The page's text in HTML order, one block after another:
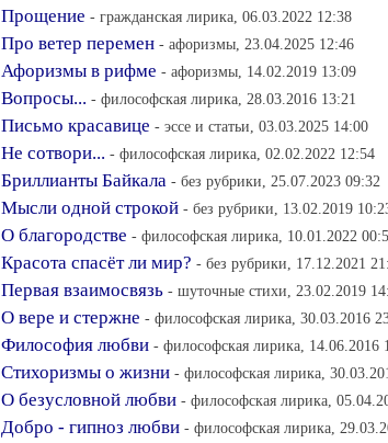
Прощение - гражданская лирика, 06.03.2022 12:38
Про ветер перемен - афоризмы, 23.04.2025 12:46
Афоризмы в рифме - афоризмы, 14.02.2019 13:09
Вопросы... - философская лирика, 28.03.2016 13:21
Письмо красавице - эссе и статьи, 03.03.2025 14:00
Не сотвори... - философская лирика, 02.02.2022 12:54
Бриллианты Байкала - без рубрики, 25.07.2023 09:32
Мысли одной строкой - без рубрики, 13.02.2019
О благородстве - философская лирика, 10.01.2022
Красота спасёт ли мир? - без рубрики, 17.12.2021
Первая взаимосвязь - шуточные стихи, 23.02.2019
О вере и стержне - философская лирика, 30.03.2016
Философия любви - философская лирика, 14.06.2016
Стихоризмы о жизни - философская лирика,
О безусловной любви - философская лирика,
Добро - гипноз любви - философская лирика,